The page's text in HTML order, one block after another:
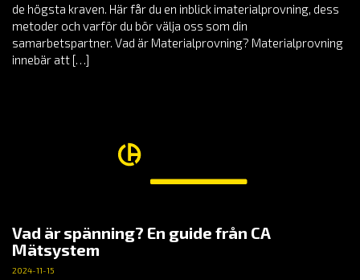
de högsta kraven. Här får du en inblick imaterialprovning, dess
metoder och varför du bör välja oss som din
samarbetspartner. Vad är Materialprovning? Materialprovning
innebär att […]
Vad är spänning? En guide från CA
Mätsystem
2024-11-15